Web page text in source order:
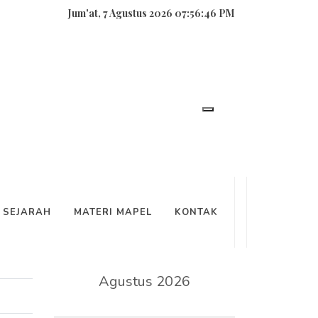
Jum'at, 7 Agustus 2026 07:56:46 PM
SEJARAH MATERI MAPEL KONTAK
Agustus 2026